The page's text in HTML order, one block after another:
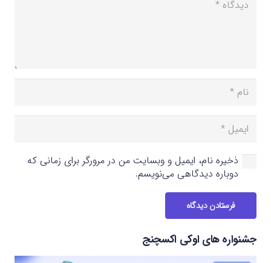
ذخیره نام، ایمیل و وبسایت من در مرورگر برای زمانی که
دوباره دیدگاهی می‌نویسم.
فرستادن دیدگاه
جشنواره های اوکی اکسچنج